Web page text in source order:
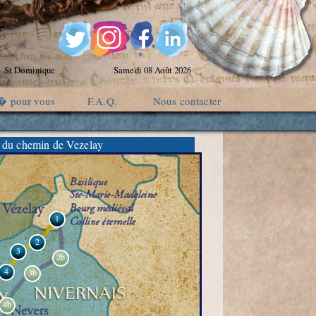
chemin de Vezelay
1
2
3
4
2b
3b
4b
pour vous F.A.Q. Nous contacter
St Dominique Samedi 08 Août 2026